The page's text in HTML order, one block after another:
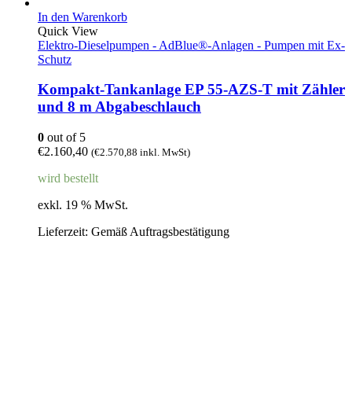
In den Warenkorb
Quick View
Elektro-Dieselpumpen - AdBlue®-Anlagen - Pumpen mit Ex-
Schutz
Kompakt-Tankanlage EP 55-AZS-T mit Zähler
und 8 m Abgabeschlauch
0 out of 5
€2.160,40 (€2.570,88 inkl. MwSt)
wird bestellt
exkl. 19 % MwSt.
Lieferzeit: Gemäß Auftragsbestätigung